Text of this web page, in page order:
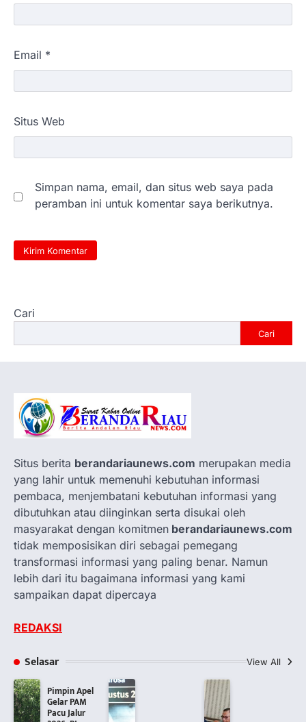
Email *
Situs Web
Simpan nama, email, dan situs web saya pada
peramban ini untuk komentar saya berikutnya.
Cari
Cari
Situs berita berandariaunews.com merupakan media
yang lahir untuk memenuhi kebutuhan informasi
pembaca, menjembatani kebutuhan informasi yang
dibutuhkan atau diinginkan serta disukai oleh
masyarakat dengan komitmen berandariaunews.com
tidak memposisikan diri sebagai pemegang
transformasi informasi yang paling benar. Namun
lebih dari itu bagaimana informasi yang kami
sampaikan dapat dipercaya
REDAKSI
Selasar View All
Pimpin Apel
Gelar PAM
Pacu Jalur